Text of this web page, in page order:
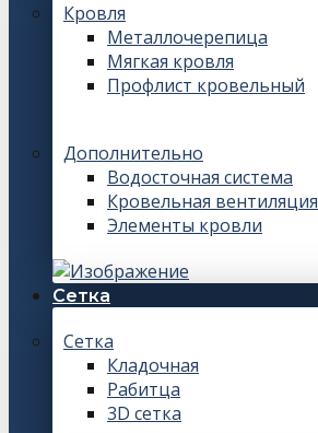
Кровля
Металлочерепица
Мягкая кровля
Профлист кровельный
Дополнительно
Водосточная система
Кровельная вентиляция
Элементы кровли
Сетка
Сетка
Кладочная
Рабитца
3D сетка